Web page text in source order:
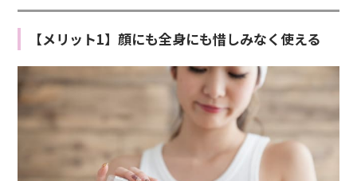
【メリット1】顔にも全身にも惜しみなく使える